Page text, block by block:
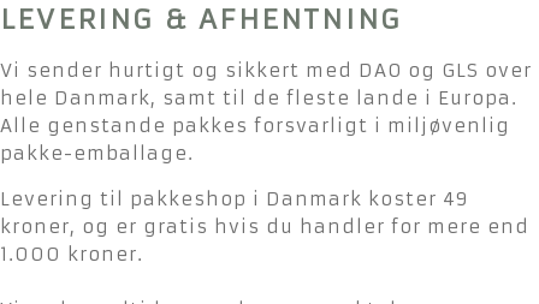
LEVERING & AFHENTNING
Vi sender hurtigt og sikkert med DAO og GLS over
hele Danmark, samt til de fleste lande i Europa.
Alle genstande pakkes forsvarligt i miljøvenlig
pakke-emballage.
Levering til pakkeshop i Danmark koster 49
kroner, og er gratis hvis du handler for mere end
1.000 kroner.